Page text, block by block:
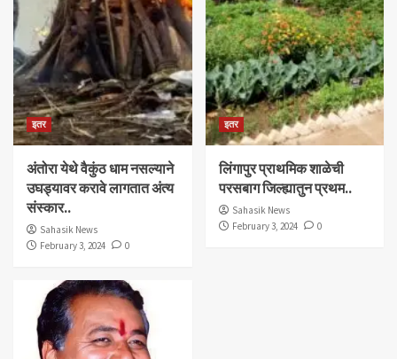
इतर
अंतोरा येथे वैकुंठ धाम नसल्याने
उघड्यावर करावे लागतात अंत्य
संस्कार..
Sahasik News
February 3, 2024
0
इतर
लिंगापुर प्राथमिक शाळेची
परसबाग जिल्ह्यातुन प्रथम..
Sahasik News
February 3, 2024
0